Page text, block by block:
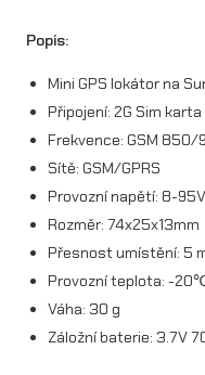
a
u
R
o
X
Popis:
Mini GPS lokátor na
Připojení: 2G Sim karta
Frekvence: GSM
Sítě: GSM/GPRS
Provozní napětí: 8-95V
Rozměr: 74x25x13mm
Přesnost umístění: 5
Provozní teplota: -
Váha: 30 g
Záložní baterie: 3.7V